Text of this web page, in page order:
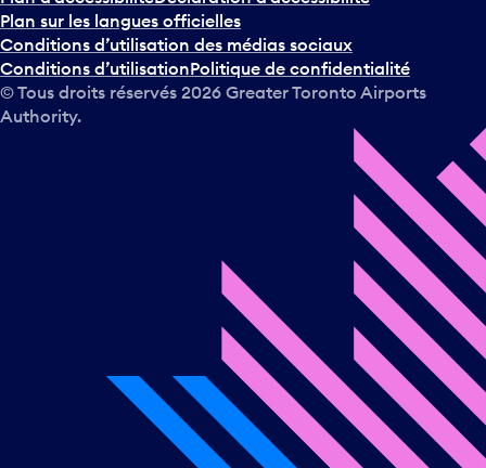
Plan sur les langues officielles
Conditions d’utilisation des médias sociaux
Conditions d’utilisationPolitique de confidentialité
© Tous droits réservés 2026 Greater Toronto Airports
Authority.